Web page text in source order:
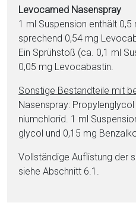
Levocamed Nasenspray
1 ml Suspension enthält
sprechend 0,54 mg
Ein Sprühstoß (ca. 0,1 ml
0,05 mg Le­vo­ca­bas­tin.
Sonstige Be­stand­tei­le mit
Nasenspray:
nium­chlo­rid. 1 ml
gly­col und 0,15 mg
Vollständige Auflistung der
siehe Abschnitt 6.1.